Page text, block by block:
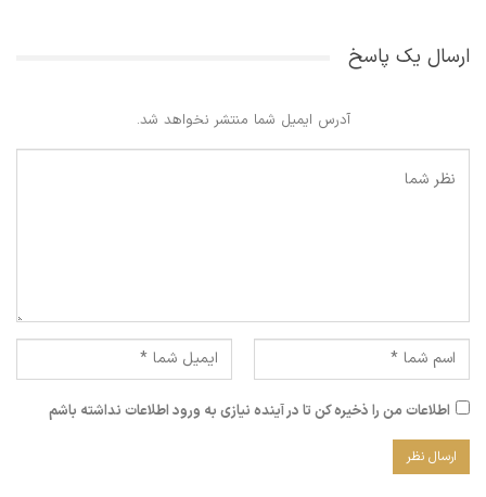
ارسال یک پاسخ
آدرس ایمیل شما منتشر نخواهد شد.
اطلاعات من را ذخیره کن تا در آینده نیازی به ورود اطلاعات نداشته باشم